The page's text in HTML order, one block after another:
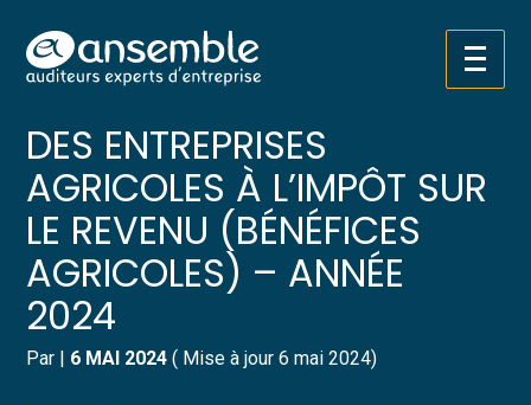
Aller
au
Créer et reprendre une activité
Gérer votre quotidien
Piloter votre entreprise
Développer votre entreprise
Construire votre patrimoine
Structurer votre croissance
Pilotez votre gestion
Suivre votre comptabilité
Gérer vos ressources humaines
Dématérialiser vos documents
RÉGIMES D’IMPOSITION
DES ENTREPRISES
AGRICOLES À L’IMPÔT SUR
LE REVENU (BÉNÉFICES
AGRICOLES) – ANNÉE
2024
Par | 6 MAI 2024 ( Mise à jour 6 mai 2024)